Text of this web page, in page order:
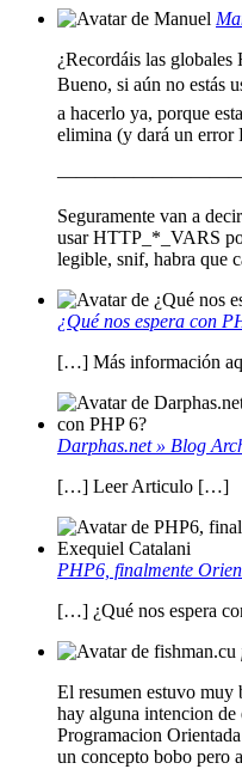
¿Recordáis las
Bueno, si aún no estás
a hacerlo ya, porque
elimina (y dará un
Seguramente van a
usar HTTP_*_VARS
legible, snif, habra que
¿Qué nos espera con
[…] Más información
Darphas.net » Blog
[…] Leer Articulo […]
PHP6, finalmente
[…] ¿Qué nos espera
El resumen estuvo muy
hay alguna intencion de
Programacion
un concepto bobo pero